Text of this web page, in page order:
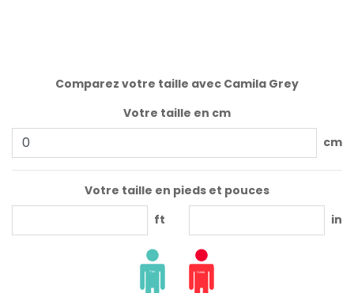
Comparez votre taille avec Camila Grey
Votre taille en cm
cm
Votre taille en pieds et pouces
ft
in